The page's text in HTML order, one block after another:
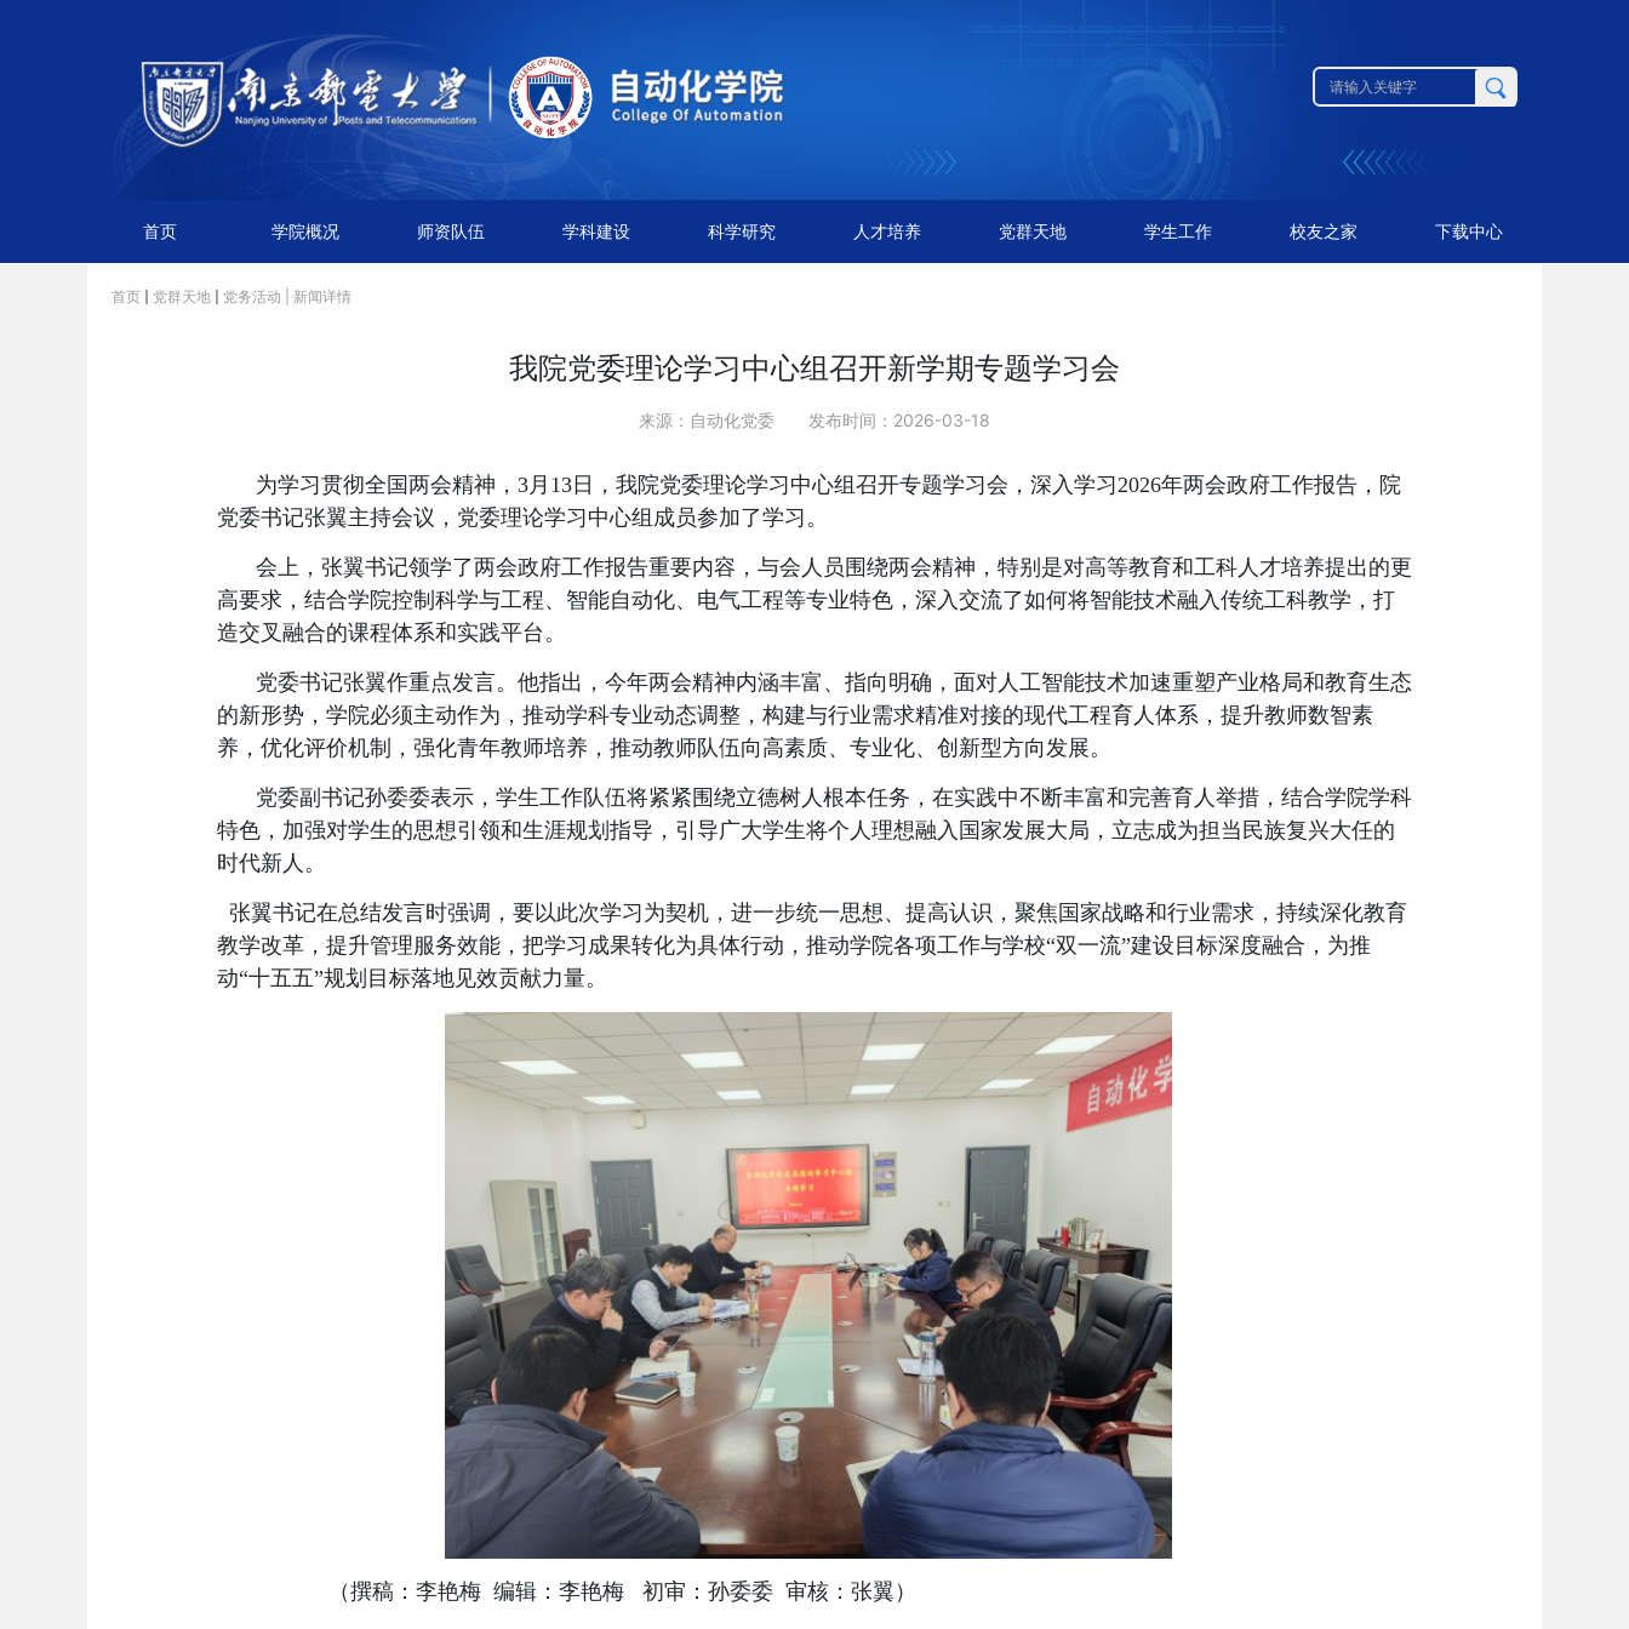
首页 学院概况 师资队伍 学科建设 科学研究 人才培养 党群天地 学生工作 校友之家 下载中心
首页 党群天地 党务活动 | 新闻详情
我院党委理论学习中心组召开新学期专题学习会
来源：自动化党委 发布时间：2026-03-18
为学习贯彻全国两会精神， 3月 13 日 ，我院党委理论学习中心组 召开专题学习会， 深入学习 2026年两会政府工作报告 ， 院
党委书记张翼主持会议，党委理论学习中心组成员参加了学习。
会上，张翼书记领学了两会政府工作报告重要内容， 与会人员 围绕两会精神， 特别是对高等教育和工科人才培养提出的更
高要求 ， 结合学院控制科学与工程、智能自动化、电气工程等专业特色，深入交流了如何将智能技术融入传统工科教学，打
造交叉融合的课程体系和实践平台。
党委书记张翼作重点发言。他指出， 今年两会精神内涵丰富、指向明确，面对人工智能技术加速重塑产业格局和教育生态
的新形势，学院必须主动作为，推动学科专业动态调整，构建与行业需求精准对接的现代工程育人体系 ， 提升教师数智素
养，优化评价机制，强化青年教师培养，推动教师队伍向高素质、专业化、创新型方向发展。
党委副书记孙委委表示，学生工作队伍将紧紧围绕立德树人根本任务，在实践中不断丰富和完善育人举措，结合学院学科
特色，加强对学生的思想引领和生涯规划指导，引导广大学生将个人理想融入国家发展大局，立志成为担当民族复兴大任的
时代新人。
张翼书记在总结发言时强调，要以此次学习为契机，进一步统一思想、提高认识 ， 聚焦国家战略和行业需求，持续深化教育
教学改革，提升管理服务效能，把学习成果转化为具体行动，推动学院各项工作与学校“双一流”建设目标深度融合，为推
动“十五五”规划目标落地见效贡献力量。
（撰稿：李艳梅 编辑：李艳梅 初审：孙委委 审核：张翼）